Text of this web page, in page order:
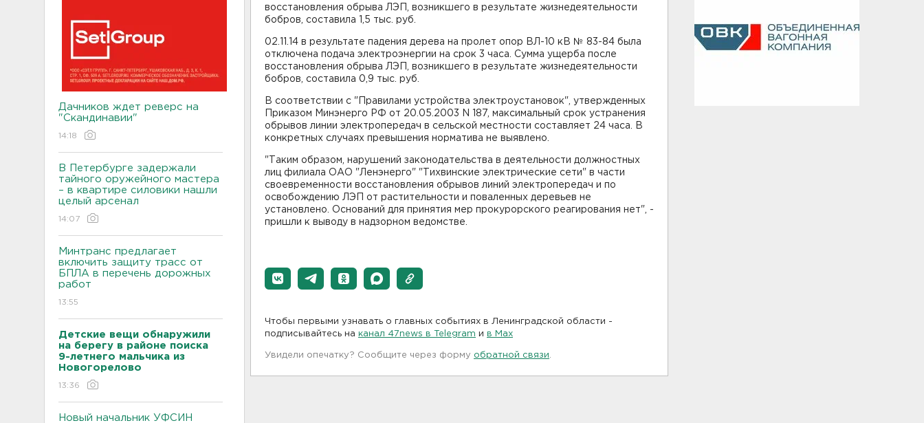
Дачников ждет реверс на
"Скандинавии"
14:18
В Петербурге задержали
тайного оружейного мастера
– в квартире силовики нашли
целый арсенал
14:07
Минтранс предлагает
включить защиту трасс от
БПЛА в перечень дорожных
работ
13:55
Детские вещи обнаружили
на берегу в районе поиска
9-летнего мальчика из
Новогорелово
13:36
Новый начальник УФСИН
восстановления обрыва ЛЭП, возникшего в результате жизнедеятельности
бобров, составила 1,5 тыс. руб.
02.11.14 в результате падения дерева на пролет опор ВЛ-10 кВ № 83-84 была
отключена подача электроэнергии на срок 3 часа. Сумма ущерба после
восстановления обрыва ЛЭП, возникшего в результате жизнедеятельности
бобров, составила 0,9 тыс. руб.
В соответствии с "Правилами устройства электроустановок", утвержденных
Приказом Минэнерго РФ от 20.05.2003 N 187, максимальный срок устранения
обрывов линии электропередач в сельской местности составляет 24 часа. В
конкретных случаях превышения норматива не выявлено.
"Таким образом, нарушений законодательства в деятельности должностных
лиц филиала ОАО "Ленэнерго" "Тихвинские электрические сети" в части
своевременности восстановления обрывов линий электропередач и по
освобождению ЛЭП от растительности и поваленных деревьев не
установлено. Оснований для принятия мер прокурорского реагирования нет", -
пришли к выводу в надзорном ведомстве.
Чтобы первыми узнавать о главных событиях в Ленинградской области -
подписывайтесь на канал 47news в Telegram и в Maх
Увидели опечатку? Сообщите через форму обратной связи